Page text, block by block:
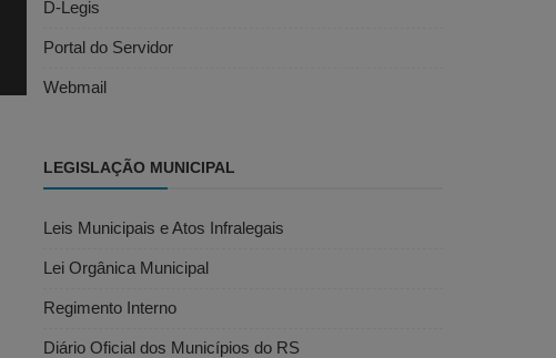
D-Legis
Portal do Servidor
Webmail
LEGISLAÇÃO MUNICIPAL
Leis Municipais e Atos Infralegais
Lei Orgânica Municipal
Regimento Interno
Diário Oficial dos Municípios do RS